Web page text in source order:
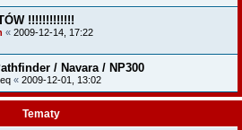
!!!!!!!!!!!!!
« 2009-12-14, 17:22
/ Navara / NP300
« 2009-12-01, 13:02
Tematy